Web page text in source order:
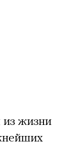
из жизни